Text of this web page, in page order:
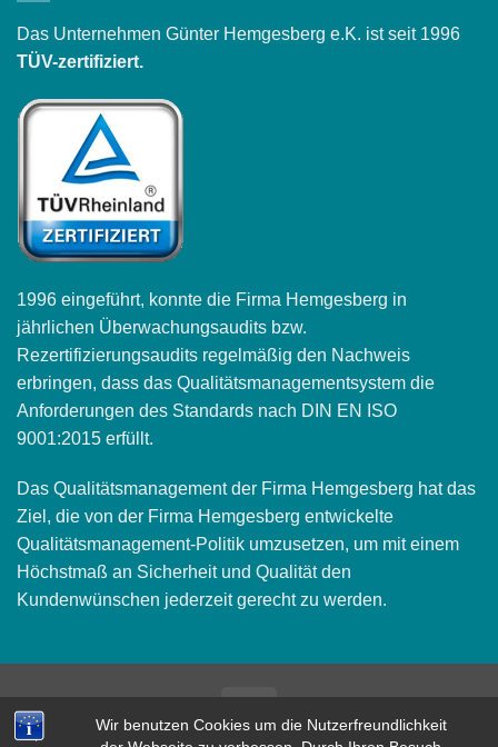
Wir benutzen Cookies um die Nutzerfreundlichkeit
Das Unternehmen Günter Hemgesberg e.K. ist seit 1996
TÜV-zertifiziert.
1996 eingeführt, konnte die Firma Hemgesberg in
jährlichen Überwachungsaudits bzw.
Rezertifizierungsaudits regelmäßig den Nachweis
erbringen, dass das Qualitätsmanagementsystem die
Anforderungen des Standards nach DIN EN ISO
9001:2015 erfüllt.
Das Qualitätsmanagement der Firma Hemgesberg hat das
Ziel, die von der Firma Hemgesberg entwickelte
Qualitätsmanagement-Politik umzusetzen, um mit einem
Höchstmaß an Sicherheit und Qualität den
Kundenwünschen jederzeit gerecht zu werden.
Bank
Transfer
AGB IMPRESSUM DATENSCHUTZ KONTAKT